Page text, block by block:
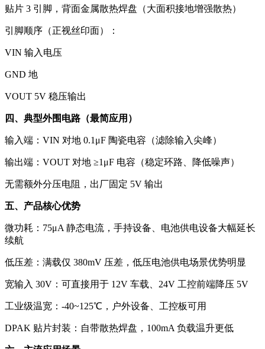
贴片 3 引脚，背面金属散热焊盘（大面积接地增强散热）
引脚顺序（正视丝印面）：
VIN 输入电压
GND 地
VOUT 5V 稳压输出
四、典型外围电路（最简应用）
输入端：VIN 对地 0.1μF 陶瓷电容（滤除输入尖峰）
输出端：VOUT 对地 ≥1μF 电容（稳定环路、降低噪声）
无需额外分压电阻，出厂固定 5V 输出
五、产品核心优势
微功耗：75μA 静态电流，手持设备、电池供电设备大幅延长
续航
低压差：满载仅 380mV 压差，低压电池供电场景优势明显
宽输入 30V：可直接用于 12V 车载、24V 工控前端降压 5V
工业级温宽：-40~125℃，户外设备、工控板可用
DPAK 贴片封装：自带散热焊盘，100mA 负载温升更低